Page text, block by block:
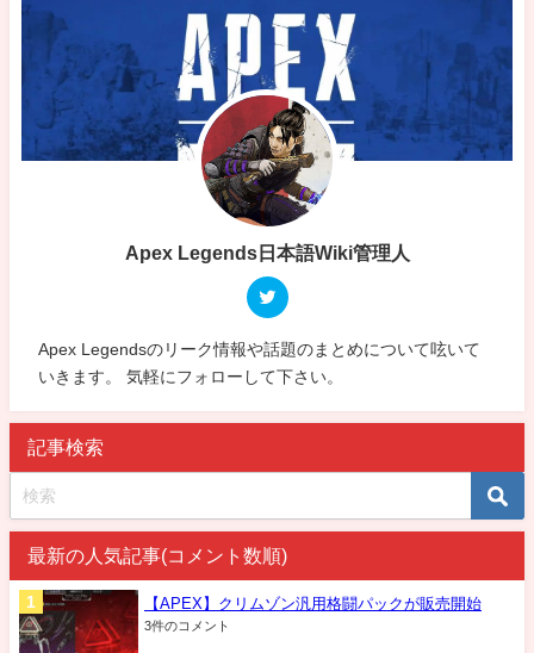
Apex Legends日本語Wiki管理人
Apex Legendsのリーク情報や話題のまとめについて呟いて
いきます。 気軽にフォローして下さい。
記事検索
最新の人気記事(コメント数順)
【APEX】クリムゾン汎用格闘パックが販売開始
3件のコメント